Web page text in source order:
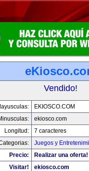
Vendido!
EKIOSCO.COM
ekiosco.com
Longitud:
7 caracteres
Juegos y
Precio:
Realizar una oferta!
Visitar!
ekiosco.com